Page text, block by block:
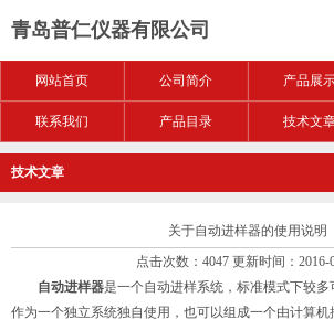
青岛普仁仪器有限公司
网站首页 公司简介 产品展
联系我们 产品目录 技术文
技术文章
关于自动进样器的使用说明
点击次数：4047 更新时间：2016-
自动进样器是一个自动进样系统，标准模式下较多
作为一个独立系统独自使用，也可以组成一个由计算